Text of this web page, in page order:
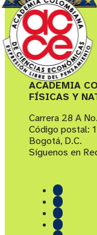
ACADEMIA
FÍSICAS Y
Carrera 28 A
Código postal:
Bogotá, D.C.
Síguenos en